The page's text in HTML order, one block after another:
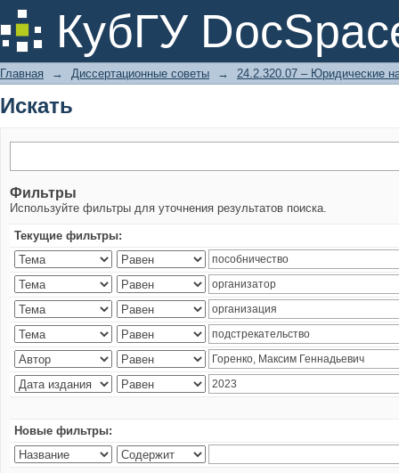
КубГУ
Искать
Главная → Диссертационные советы → 24.2.320.07 – Юридические
Искать
Фильтры
Используйте фильтры для уточнения результатов поиска.
Текущие фильтры:
Новые фильтры: